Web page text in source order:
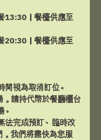
ទួលខុសត្រូវ
13:30｜餐檯供應至
20:30｜餐檯供應至
視為取消訂位。
請持代幣於餐廳櫃台
法完成預訂、臨時改
我們將盡快為您服